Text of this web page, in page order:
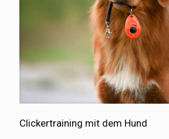
Clickertraining mit dem Hund